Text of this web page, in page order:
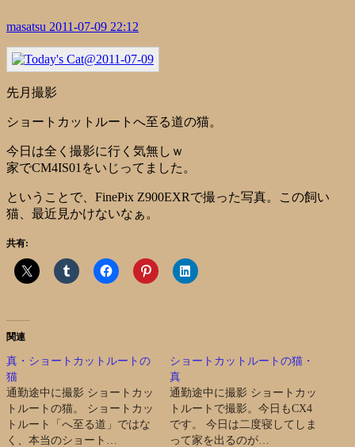
masatsu 2011-07-09 22:12
先月撮影
ショートカットルートへ至る道の猫。
今日は全く撮影に行く気無しｗ
家でCM4IS01をいじってました。
ということで、FinePix Z900EXRで撮った写真。この飼い
猫、最近見かけないなぁ。
共有:
関連
真・ショートカットルートの
猫
通勤途中に撮影 ショートカッ
トルートの猫。 ショートカッ
トルート「へ至る道」ではな
く、本当のショート…
ショートカットルートの猫・
真
通勤途中に撮影 ショートカッ
トルートで撮影。今日もCX4
です。 今日は二度寝してしま
って家を出るのが…